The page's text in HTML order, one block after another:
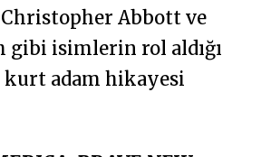
Christopher Abbott ve
isimlerin rol aldığı
adam hikayesi